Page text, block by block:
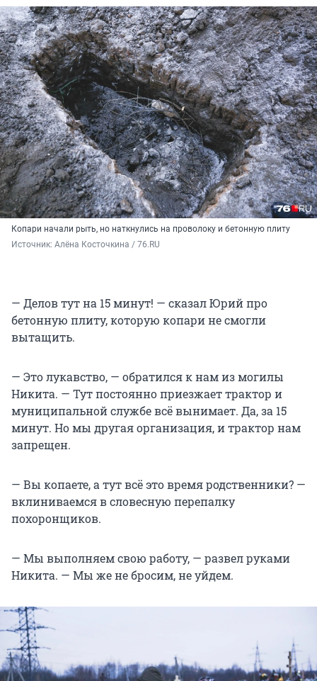
Копари начали рыть, но наткнулись на проволоку и бетонную плиту
Источник: Алёна Косточкина / 76.RU
— Делов тут на 15 минут! — сказал Юрий про
бетонную плиту, которую копари не смогли
вытащить.
— Это лукавство, — обратился к нам из могилы
Никита. — Тут постоянно приезжает трактор и
муниципальной службе всё вынимает. Да, за 15
минут. Но мы другая организация, и трактор нам
запрещен.
— Вы копаете, а тут всё это время родственники? —
вклиниваемся в словесную перепалку
похоронщиков.
— Мы выполняем свою работу, — развел руками
Никита. — Мы же не бросим, не уйдем.